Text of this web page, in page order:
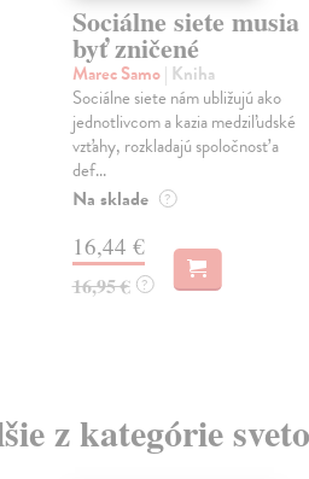
Sociálne siete musia
byť zničené
Marec Samo| Kniha
Sociálne siete nám ubližujú ako
jednotlivcom a kazia medziľudské
vzťahy, rozkladajú spoločnosť a
def...
Na sklade ?
16,44 €
16,95 € ?
z kategórie